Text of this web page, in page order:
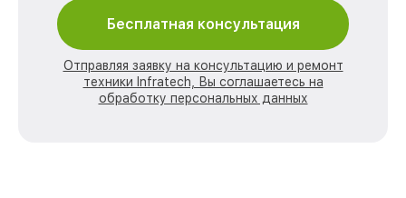
Бесплатная консультация
Отправляя заявку на консультацию и ремонт
техники Infratech, Вы соглашаетесь на
обработку персональных данных